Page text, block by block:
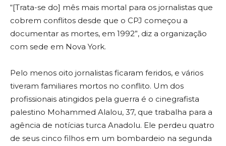
“[Trata-se do] mês mais mortal para os jornalistas que
cobrem conflitos desde que o CPJ começou a
documentar as mortes, em 1992”, diz a organização
com sede em Nova York.
Pelo menos oito jornalistas ficaram feridos, e vários
tiveram familiares mortos no conflito. Um dos
profissionais atingidos pela guerra é o cinegrafista
palestino Mohammed Alalou, 37, que trabalha para a
agência de notícias turca Anadolu. Ele perdeu quatro
de seus cinco filhos em um bombardeio na segunda